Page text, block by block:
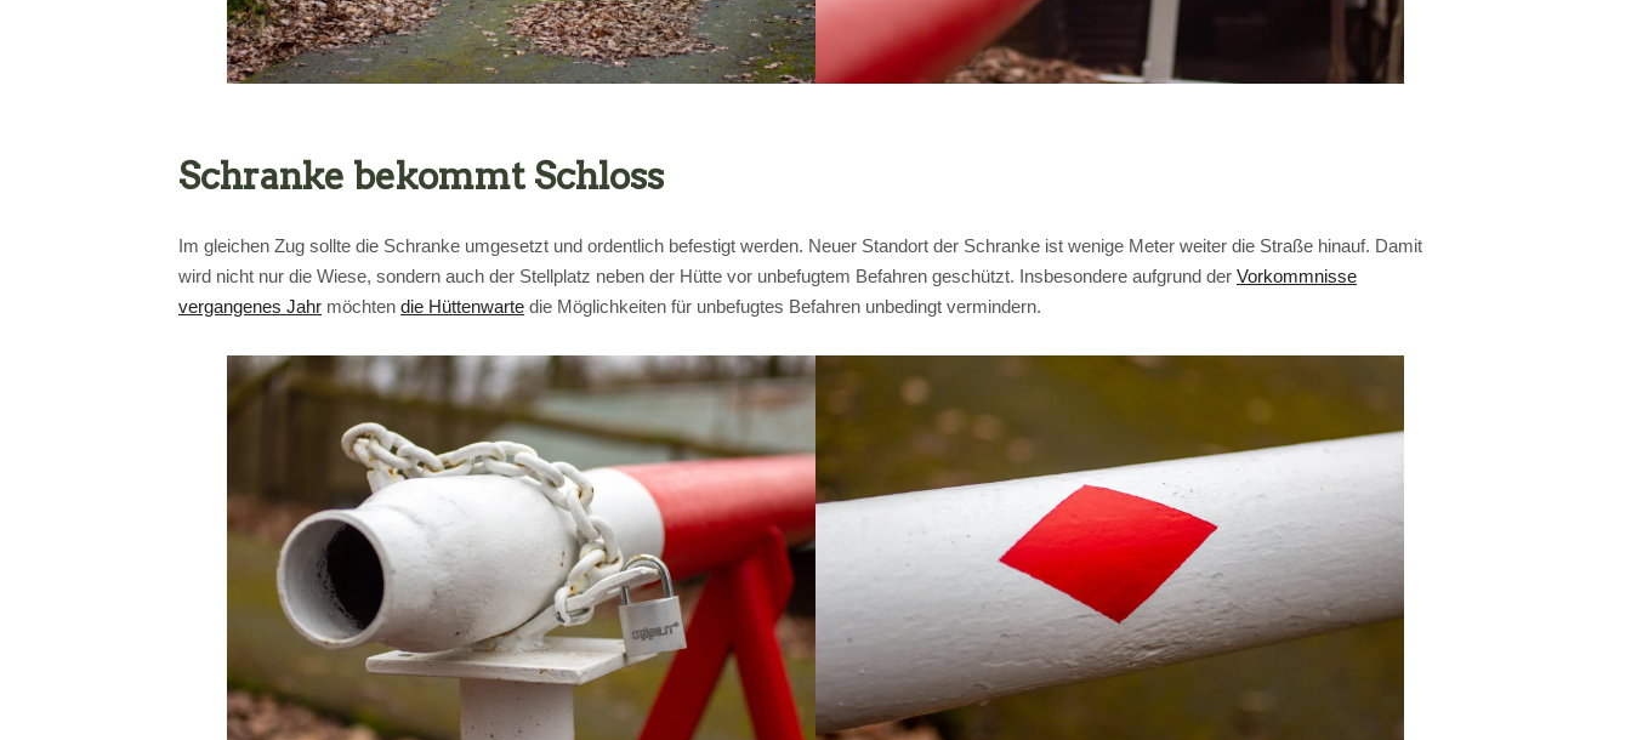
Schranke bekommt Schloss
Im gleichen Zug sollte die Schranke umgesetzt und ordentlich befestigt werden. Neuer Standort der Schranke ist wenige Meter weiter die Straße hinauf. Damit
wird nicht nur die Wiese, sondern auch der Stellplatz neben der Hütte vor unbefugtem Befahren geschützt. Insbesondere aufgrund der Vorkommnisse
vergangenes Jahr möchten die Hüttenwarte die Möglichkeiten für unbefugtes Befahren unbedingt vermindern.